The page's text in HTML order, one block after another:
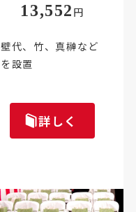
13,552 円
壁代、竹、真榊など
を設置
詳しく